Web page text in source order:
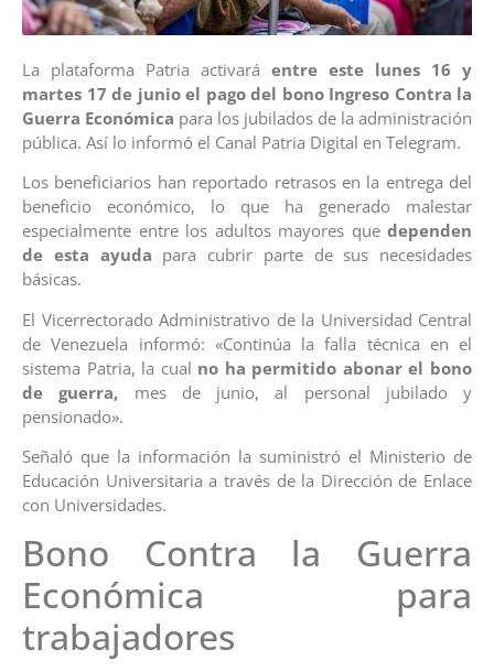
La plataforma Patria activará entre este lunes 16 y
martes 17 de junio el pago del bono Ingreso Contra la
Guerra Económica para los jubilados de la administración
pública. Así lo informó el Canal Patria Digital en Telegram.
Los beneficiarios han reportado retrasos en la entrega del
beneficio económico, lo que ha generado malestar
especialmente entre los adultos mayores que dependen
de esta ayuda para cubrir parte de sus necesidades
básicas.
El Vicerrectorado Administrativo de la Universidad Central
de Venezuela informó: «Continúa la falla técnica en el
sistema Patria, la cual no ha permitido abonar el bono
de guerra, mes de junio, al personal jubilado y
pensionado».
Señaló que la información la suministró el Ministerio de
Educación Universitaria a través de la Dirección de Enlace
con Universidades.
Bono Contra la Guerra
Económica para
trabajadores